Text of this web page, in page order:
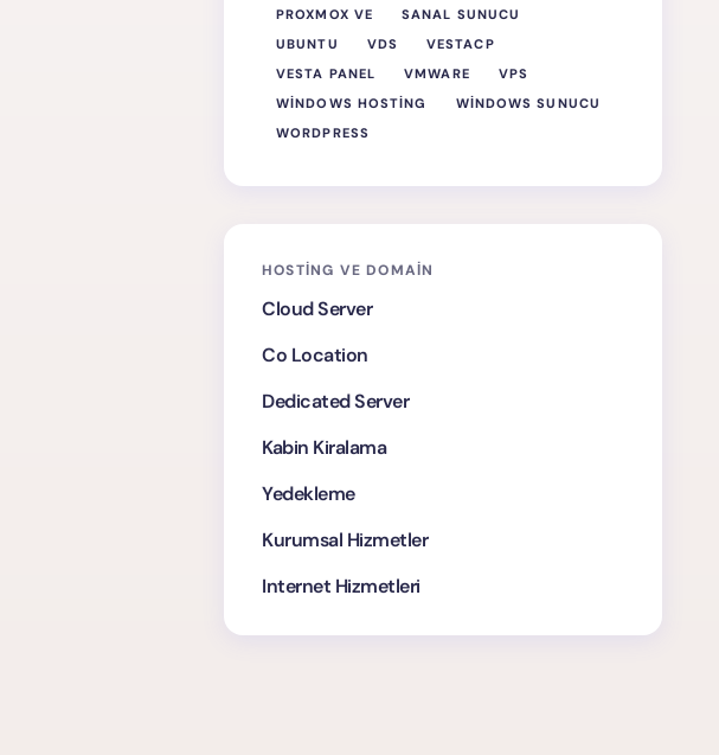
PROXMOX VE
SANAL SUNUCU
UBUNTU
VDS
VESTACP
VESTA PANEL
VMWARE
VPS
WINDOWS HOSTING
WINDOWS SUNUCU
WORDPRESS
HOSTING VE DOMAIN
Cloud Server
Co Location
Dedicated Server
Kabin Kiralama
Yedekleme
Kurumsal Hizmetler
Internet Hizmetleri